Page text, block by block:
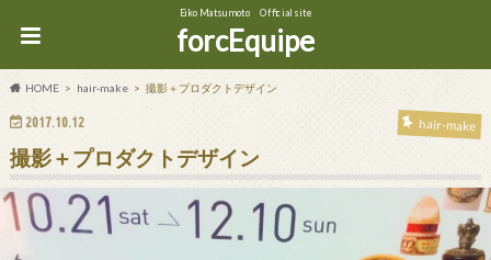
Eiko Matsumoto Official site
forcEquipe
HOME hair-make 撮影＋プロダクトデザイン
2017.10.12 hair-make
撮影＋プロダクトデザイン